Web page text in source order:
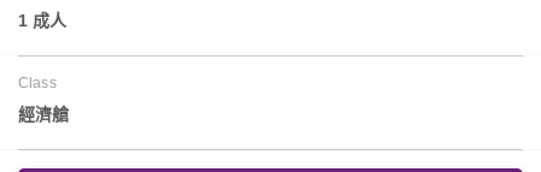
1 成人
Class
經濟艙